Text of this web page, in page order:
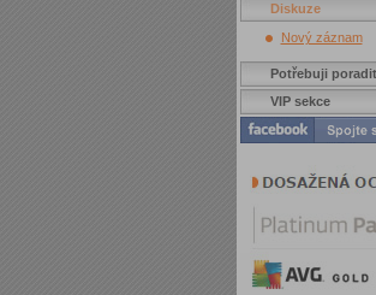
Diskuze
Nový záznam
Potřebuji poradit
VIP sekce